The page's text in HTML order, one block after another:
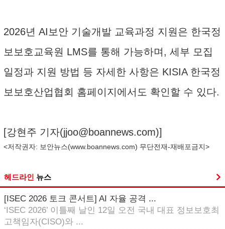
2026년 AI보안 기술개발 교육과정 지원은 한국정
보보호교육원 LMS를 통해 가능하며, 세부 모집
일정과 지원 방법 등 자세한 사항은 KISIA 한국정
보보호산업협회 홈페이지에서도 확인할 수 있다.
[강현주 기자(jjoo@boannews.com)]
<저작권자: 보안뉴스(www.boannews.com) 무단전재-재배포금지>
헤드라인 뉴스
[ISEC 2026 토크 콘서트] AI 자율 공격 ...
‘ISEC 2026’ 이틀째 날인 12일 오전 국내 대표 정보보호최
고책임자(CISO)와 ...